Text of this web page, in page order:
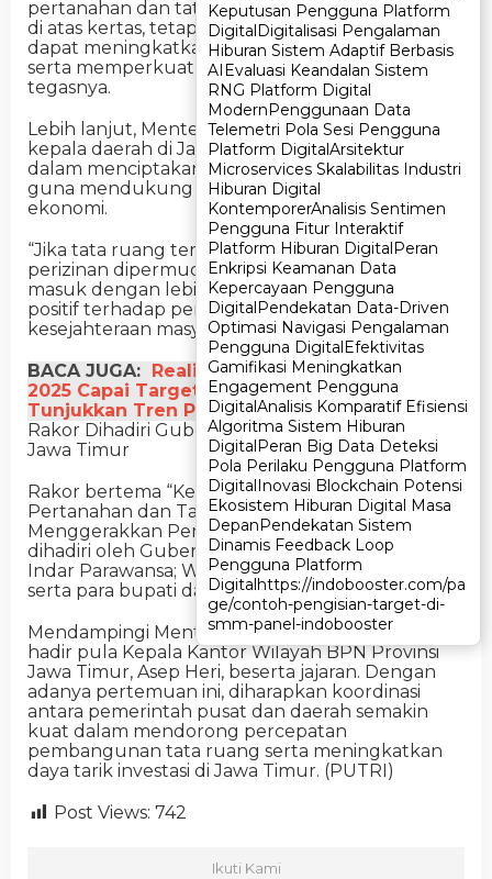
Keputusan Pengguna Platform
DigitalDigitalisasi Pengalaman
Hiburan Sistem Adaptif Berbasis
AIEvaluasi Keandalan Sistem
RNG Platform Digital
ModernPenggunaan Data
Telemetri Pola Sesi Pengguna
Platform DigitalArsitektur
Microservices Skalabilitas Industri
Hiburan Digital
KontemporerAnalisis Sentimen
Pengguna Fitur Interaktif
Platform Hiburan DigitalPeran
Enkripsi Keamanan Data
Kepercayaan Pengguna
DigitalPendekatan Data-Driven
Optimasi Navigasi Pengalaman
Pengguna DigitalEfektivitas
Gamifikasi Meningkatkan
Engagement Pengguna
DigitalAnalisis Komparatif Efisiensi
Algoritma Sistem Hiburan
DigitalPeran Big Data Deteksi
Pola Perilaku Pengguna Platform
DigitalInovasi Blockchain Potensi
Ekosistem Hiburan Digital Masa
DepanPendekatan Sistem
Dinamis Feedback Loop
Pengguna Platform
Digitalhttps://indobooster.com/pa
ge/contoh-pengisian-target-di-
smm-panel-indobooster
Keputusan Pengguna Platform
DigitalDigitalisasi Pengalaman
Hiburan Sistem Adaptif Berbasis
AIEvaluasi Keandalan Sistem
RNG Platform Digital
ModernPenggunaan Data
Telemetri Pola Sesi Pengguna
Platform DigitalArsitektur
Microservices Skalabilitas Industri
Hiburan Digital
KontemporerAnalisis Sentimen
Pengguna Fitur Interaktif
Platform Hiburan DigitalPeran
Enkripsi Keamanan Data
Kepercayaan Pengguna
DigitalPendekatan Data-Driven
Optimasi Navigasi Pengalaman
Pengguna DigitalEfektivitas
Gamifikasi Meningkatkan
Engagement Pengguna
DigitalAnalisis Komparatif Efisiensi
Algoritma Sistem Hiburan
DigitalPeran Big Data Deteksi
Pola Perilaku Pengguna Platform
DigitalInovasi Blockchain Potensi
Ekosistem Hiburan Digital Masa
DepanPendekatan Sistem
Dinamis Feedback Loop
Pengguna Platform
Digitalhttps://indobooster.com/pa
ge/contoh-pengisian-target-di-
smm-panel-indobooster
pertanahan dan tata ruang bukan sekadar angka
di atas kertas, tetapi menjadi kenyataan yang
dapat meningkatkan kesejahteraan masyarakat
serta memperkuat perekonomian daerah,”
tegasnya.
Lebih lanjut, Menteri Nusron mengajak seluruh
kepala daerah di Jawa Timur untuk berkolaborasi
dalam menciptakan tata ruang yang lebih baik
guna mendukung investasi dan pertumbuhan
ekonomi.
“Jika tata ruang tertata dengan baik dan
perizinan dipermudah, maka investasi akan
masuk dengan lebih cepat. Ini akan berdampak
positif terhadap pertumbuhan ekonomi dan
kesejahteraan masyarakat,” ujarnya.
BACA JUGA:
Realisasi Program Pertanahan
2025 Capai Target, Kinerja ATR/BPN
Tunjukkan Tren Positif
Rakor Dihadiri Gubernur dan Kepala Daerah Se-
Jawa Timur
Rakor bertema “Kebijakan dan Pelayanan
Pertanahan dan Tata Ruang untuk
Menggerakkan Perekonomian Nasional” ini turut
dihadiri oleh Gubernur Jawa Timur, Khofifah
Indar Parawansa; Wakil Gubernur Emil Dardak;
serta para bupati dan wali kota se-Jawa Timur.
Mendampingi Menteri Nusron dalam acara ini,
hadir pula Kepala Kantor Wilayah BPN Provinsi
Jawa Timur, Asep Heri, beserta jajaran. Dengan
adanya pertemuan ini, diharapkan koordinasi
antara pemerintah pusat dan daerah semakin
kuat dalam mendorong percepatan
pembangunan tata ruang serta meningkatkan
daya tarik investasi di Jawa Timur. (PUTRI)
Post Views: 742
Ikuti Kami